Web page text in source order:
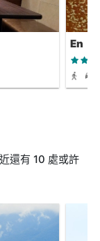
En
還有 10 處或許